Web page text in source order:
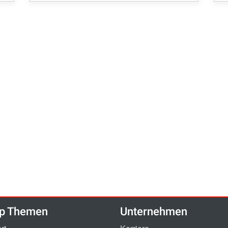
Themen Unternehmen